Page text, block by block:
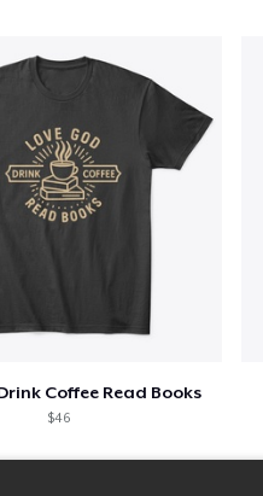
Coffee Read Books
$46